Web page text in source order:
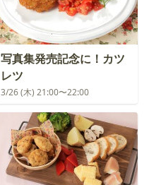
写真集発売記念に！カツ
レツ
3/26 (木) 21:00〜22:00